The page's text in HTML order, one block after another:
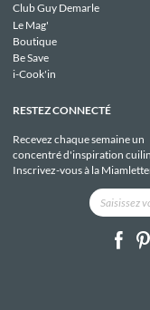
Club Guy Demarle
Le Mag'
Boutique
Be Save
i-Cook'in
RESTEZ CONNECTÉ
Recevez chaque semaine un
concentré d'inspiration
Inscrivez-vous à la